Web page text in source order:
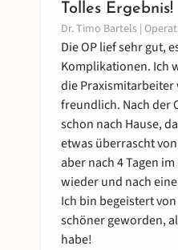
Tolles Ergebnis!
Dr. Timo Bartels |
Die OP lief sehr gut,
Komplikationen. Ich
die
freundlich. Nach der
schon nach Hause,
etwas überrascht
aber nach 4 Tagen
wieder und nach
Ich bin begeistert
schöner geworden,
habe!